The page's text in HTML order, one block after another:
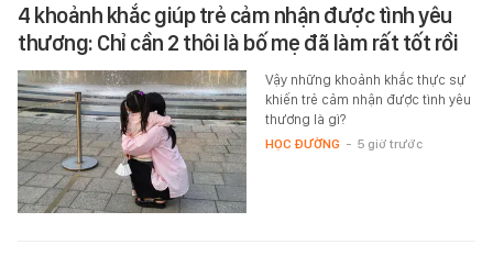
4 khoảnh khắc giúp trẻ cảm nhận được tình yêu
thương: Chỉ cần 2 thôi là bố mẹ đã làm rất tốt rồi
Vậy những khoảnh khắc thực sự
khiến trẻ cảm nhận được tình yêu
thương là gì?
HỌC ĐƯỜNG - 5 giờ trước